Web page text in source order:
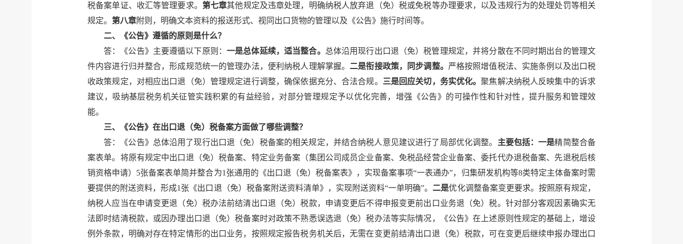
税备案单证、收汇等管理要求。 第七章其他规定及违章处理，明确纳税人放弃退（免）税或免税等办理要求，以及违规行为的处理处罚等相关
规定。 第八章附则，明确文本资料的报送形式、视同出口货物的管理以及《公告》施行时间等。
二、《公告》遵循的原则是什么？
答：《公告》主要遵循以下原则：一是总体延续，适当整合。 总体沿用现行出口退（免）税管理规定，并将分散在不同时期出台的管理文
件内容进行归并整合，形成规范统一的管理办法，便利纳税人理解掌握。 二是衔接政策，同步调整。 严格按照增值税法、实施条例以及出口税
收政策规定，对相应出口退（免）管理规定进行调整，确保依据充分、合法合规。 三是回应关切，务实优化。聚焦解决纳税人反映集中的诉求
建议，吸纳基层税务机关征管实践积累的有益经验，对部分管理规定予以优化完善，增强《公告》的可操作性和针对性，提升服务和管理效
能。
三、《公告》在出口退（免）税备案方面做了哪些调整？
答：《公告》总体沿用了现行出口退（免）税备案的相关规定，并结合纳税人意见建议进行了局部优化调整。 主要包括：一是精简整合备
案表单。将原有规定中出口退（免）税备案、特定业务备案（集团公司成员企业备案、免税品经营企业备案、委托代办退税备案、先退税后核
销资格申请）5张备案表单简并整合为1张通用的《出口退（免）税备案表》，实现备案事项“一表通办”，归集研发机构等8类特定主体备案时需
要提供的附送资料，形成1张《出口退（免）税备案附送资料清单》，实现附送资料“一单明确”。 二是优化调整备案变更要求。按照原有规定，
纳税人应当在申请变更退（免）税办法前结清出口退（免）税款，申请变更后不得申报变更前出口业务退（免）税。针对部分客观因素确实无
法即时结清税款，或因办理出口退（免）税备案时对政策不熟悉误选退（免）税办法等实际情况，《公告》在上述原则性规定的基础上，增设
例外条款，明确对存在特定情形的出口业务，按照规定报告税务机关后，无需在变更前结清出口退（免）税款，可在变更后继续申报办理出口